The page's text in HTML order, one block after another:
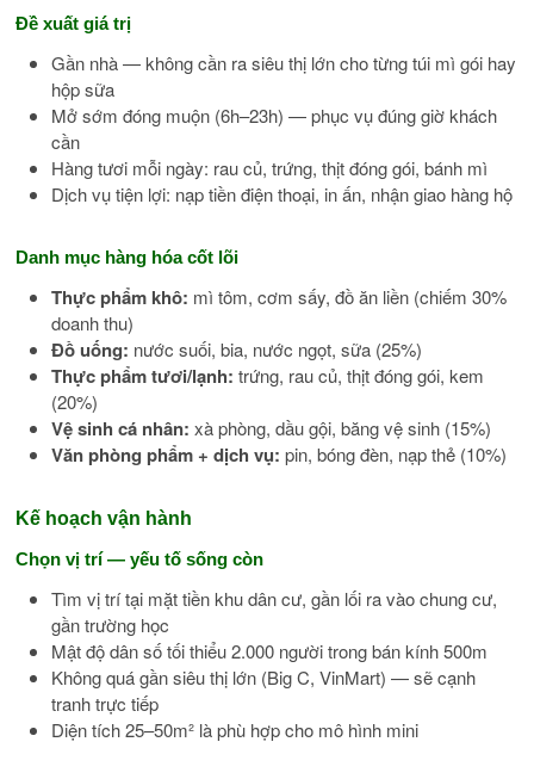
Đề xuất giá trị
Gần nhà — không cần ra siêu thị lớn cho từng túi mì gói hay
hộp sữa
Mở sớm đóng muộn (6h–23h) — phục vụ đúng giờ khách
cần
Hàng tươi mỗi ngày: rau củ, trứng, thịt đóng gói, bánh mì
Dịch vụ tiện lợi: nạp tiền điện thoại, in ấn, nhận giao hàng hộ
Danh mục hàng hóa cốt lõi
Thực phẩm khô: mì tôm, cơm sấy, đồ ăn liền (chiếm 30%
doanh thu)
Đồ uống: nước suối, bia, nước ngọt, sữa (25%)
Thực phẩm tươi/lạnh: trứng, rau củ, thịt đóng gói, kem
(20%)
Vệ sinh cá nhân: xà phòng, dầu gội, băng vệ sinh (15%)
Văn phòng phẩm + dịch vụ: pin, bóng đèn, nạp thẻ (10%)
Kế hoạch vận hành
Chọn vị trí — yếu tố sống còn
Tìm vị trí tại mặt tiền khu dân cư, gần lối ra vào chung cư,
gần trường học
Mật độ dân số tối thiểu 2.000 người trong bán kính 500m
Không quá gần siêu thị lớn (Big C, VinMart) — sẽ cạnh
tranh trực tiếp
Diện tích 25–50m² là phù hợp cho mô hình mini